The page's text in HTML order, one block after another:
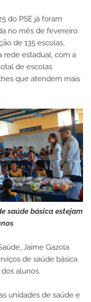
do PSE já foram
no mês de fevereiro.
de 135 escolas,
rede estadual, com a
de escolas
que atendem mais
saúde básica estejam
Jaime Gazola
de saúde básica
alunos.
unidades de saúde e